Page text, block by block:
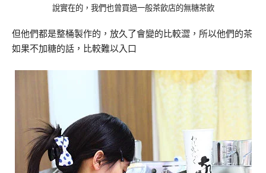
說實在的，我們也曾買過一般茶飲店的無糖茶飲
但他們都是整桶製作的，放久了會變的比較澀，所以他們的茶
如果不加糖的話，比較難以入口